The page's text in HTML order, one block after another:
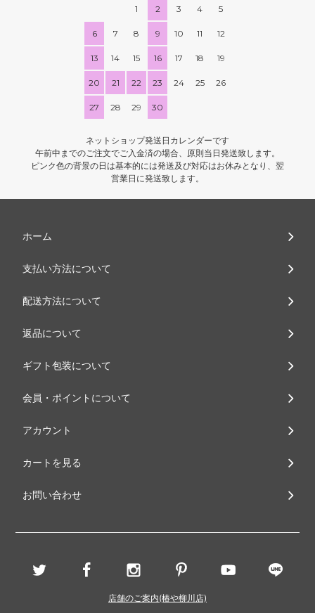
1 2 3 4 5
6 7 8 9 10 11 12
13 14 15 16 17 18 19
20 21 22 23 24 25 26
27 28 29 30
ネットショップ発送日カレンダーです
午前中までのご注文でご入金済の場合、原則当日発送致します。
ピンク色の背景の日は基本的には発送及び対応はお休みとなり、翌
営業日に発送致します。
ホーム
支払い方法について
配送方法について
返品について
ギフト包装について
会員・ポイントについて
アカウント
カートを見る
お問い合わせ
店舗のご案内(椿や柳川店)